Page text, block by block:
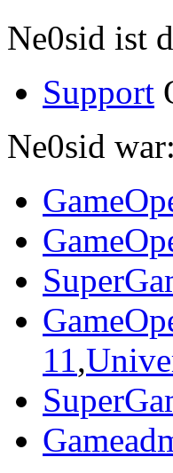
Ne0sid ist
Support
Ne0sid war:
11 ,